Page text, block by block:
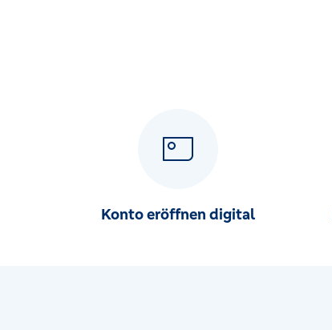
Konto eröffnen digital